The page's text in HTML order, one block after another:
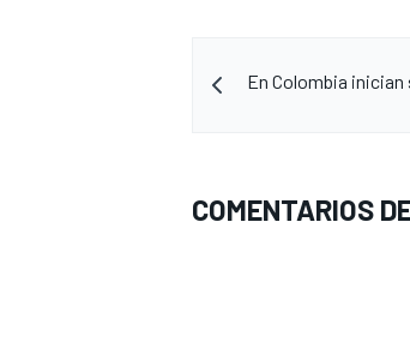
En Colombia
COMENTARIOS